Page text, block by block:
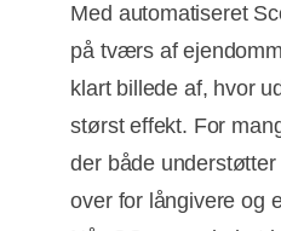
Med automatiseret
på tværs af
klart billede af, hvor
størst effekt. For
der både
over for långivere og